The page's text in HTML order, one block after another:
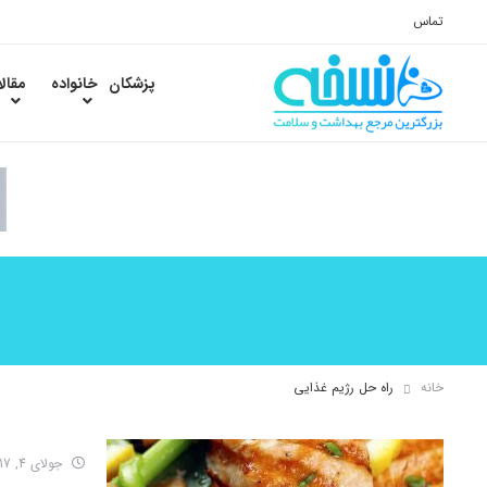
تماس
پزشکان خانواده
خانه راه حل رژیم غذایی
جولای 4, 2017